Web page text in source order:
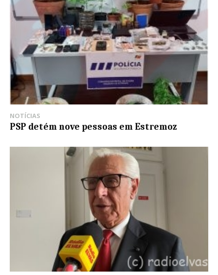
NOTÍCIAS
PSP detém nove pessoas em Estremoz